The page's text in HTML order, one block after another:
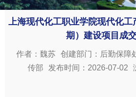
上海现代化工职业学院现代化
期）建设项目成
作者：魏苏 创建部门：后勤保障
传部
发布时间：2026-07-02